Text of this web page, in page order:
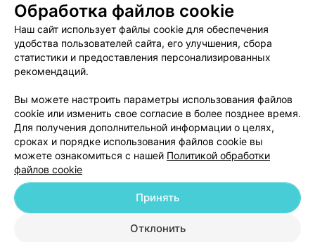
Пользовательское соглашение
Способы оплаты
Вакансии
Партнеры
Написать руководителю 103.by
Обработка персональных данных
© 2026 ООО «Артокс Лаб», УНП 191700409
| 220012, Республика Беларусь,
Обработка файлов cookie
Наш сайт использует файлы cookie для обеспечения
удобства пользователей сайта, его улучшения, сбора
статистики и предоставления персонализированных
рекомендаций.
Вы можете настроить параметры использования файлов
cookie или изменить свое согласие в более позднее время.
Для получения дополнительной информации о целях,
сроках и порядке использования файлов cookie вы
можете ознакомиться с нашей Политикой обработки
файлов cookie
Отклонить
Принять